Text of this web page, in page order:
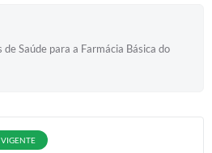
Saúde para a Farmácia Básica do
VIGENTE